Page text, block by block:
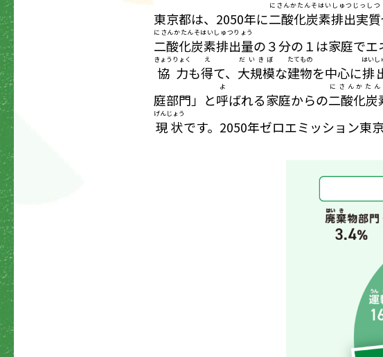
東京都は、2050年に二酸化炭素排出実質
にさんかたんそはいしゅつじっしつ
二酸化炭素排出量
にさんかたんそはいしゅつりょう
の３分の１は家庭で
協力
きょうりょく
も得
え
て、 大規模
だいきぼ
な建物
たてもの
を中心に排
はいし
庭部門」と呼
よ
ばれる家庭からの二酸化炭
にさんかたん
現状
げんじょう
です。2050年ゼロエミッション東